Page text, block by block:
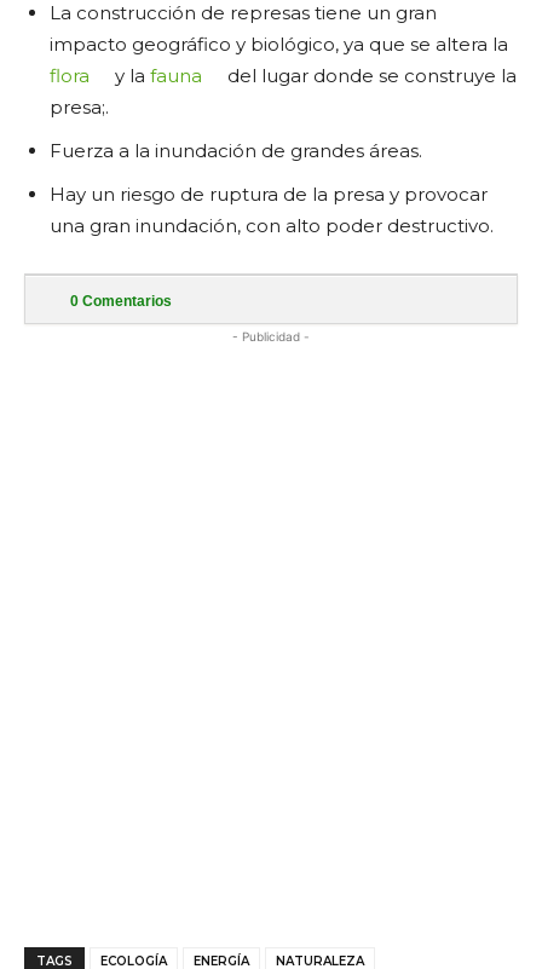
La construcción de represas tiene un gran
impacto geográfico y biológico, ya que se altera la
flora
y la fauna
del lugar donde se construye la
presa;.
Fuerza a la inundación de grandes áreas.
Hay un riesgo de ruptura de la presa y provocar
una gran inundación, con alto poder destructivo.
0 Comentarios
- Publicidad -
TAGS ECOLOGÍA ENERGÍA NATURALEZA